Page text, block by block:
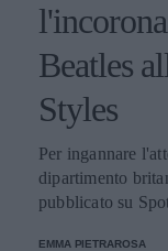
Beatles
Styles
Per ingannare
dipartimento
pubblicato su
EMMA PIETRAROSA